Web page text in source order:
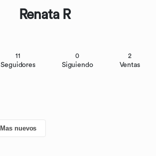
Renata R
11
Seguidores
0
Siguiendo
2
Ventas
Mas nuevos